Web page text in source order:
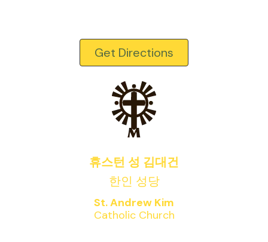
Get Directions
휴스턴 성 김대건
한인 성당
St. Andrew Kim
Catholic Church